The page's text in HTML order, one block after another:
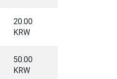
20.00
KRW
50.00
KRW